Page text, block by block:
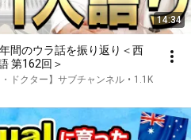
14:34
間のウラ話を振り返り＜西
第162回＞
ドクター】サブチャンネル • 1.1K